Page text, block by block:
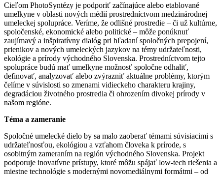
Cieľom PhotoSyntézy je podporiť začínajúce alebo etablované
umelkyne v oblasti nových médií prostredníctvom medzinárodnej
umeleckej spolupráce. Veríme, že odlišné prostredie – či už kultúrne,
spoločenské, ekonomické alebo politické – môže ponúknuť
zaujímavý a inšpiratívny dialóg pri hľadaní spoločných prepojení,
prienikov a nových umeleckých jazykov na témy udržateľnosti,
ekológie a prírody východného Slovenska. Prostredníctvom tejto
spolupráce budú mať umelkyne možnosť spoločne odhaliť,
definovať, analyzovať alebo zvýrazniť aktuálne problémy, ktorým
čelíme v súvislosti so zmenami vidieckeho charakteru krajiny,
degradáciou životného prostredia či ohrozením divokej prírody v
našom regióne.
Téma a zameranie
Spoločné umelecké dielo by sa malo zaoberať témami súvisiacimi s
udržateľnosťou, ekológiou a vzťahom človeka k prírode, s
osobitným zameraním na región východného Slovenska. Projekt
podporuje inovatívne prístupy, ktoré môžu spájať low-tech riešenia a
miestne technológie s modernými novomediálnymi formátmi – od